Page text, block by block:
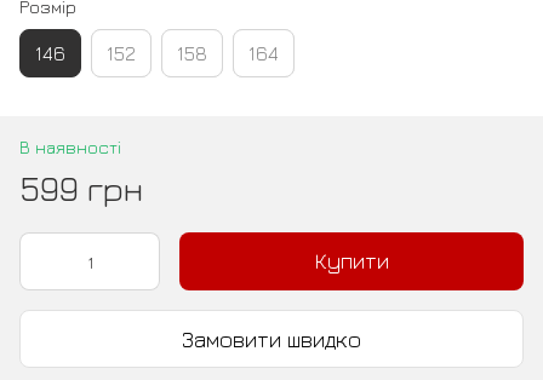
Розмір
146 152 158 164
В наявності
599 грн
Купити
Замовити швидко